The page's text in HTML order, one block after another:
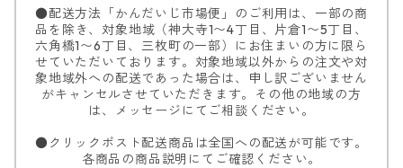
●配送方法「かんだいじ市場便」のご利用は、一部の商
品を除き、対象地域（神大寺1〜4丁目、片倉1〜5丁目、
六角橋1〜6丁目、三枚町の一部）にお住まいの方に限ら
せていただいております。対象地域以外からの注文や対
象地域外への配送であった場合は、申し訳ございません
がキャンセルさせていただきます。その他の地域の方
は、メッセージにてご相談ください。
●クリックポスト配送商品は全国への配送が可能です。
各商品の商品説明にてご確認ください。